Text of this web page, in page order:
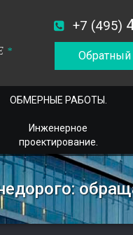
*
+7 (495)
Обратный
ОБМЕРНЫЕ РАБОТЫ.
Инженерное
проектирование.